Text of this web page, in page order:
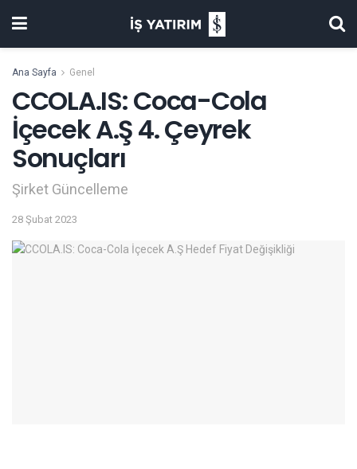
Ana Sayfa Genel
CCOLA.IS: Coca-Cola
İçecek A.Ş 4. Çeyrek
Sonuçları
Şirket Güncelleme
28 Şubat 2023